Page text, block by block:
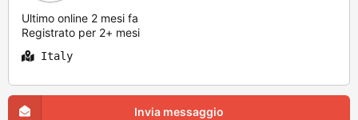
Ultimo online 2 mesi fa
Registrato per 2+ mesi
Italy
Invia messaggio